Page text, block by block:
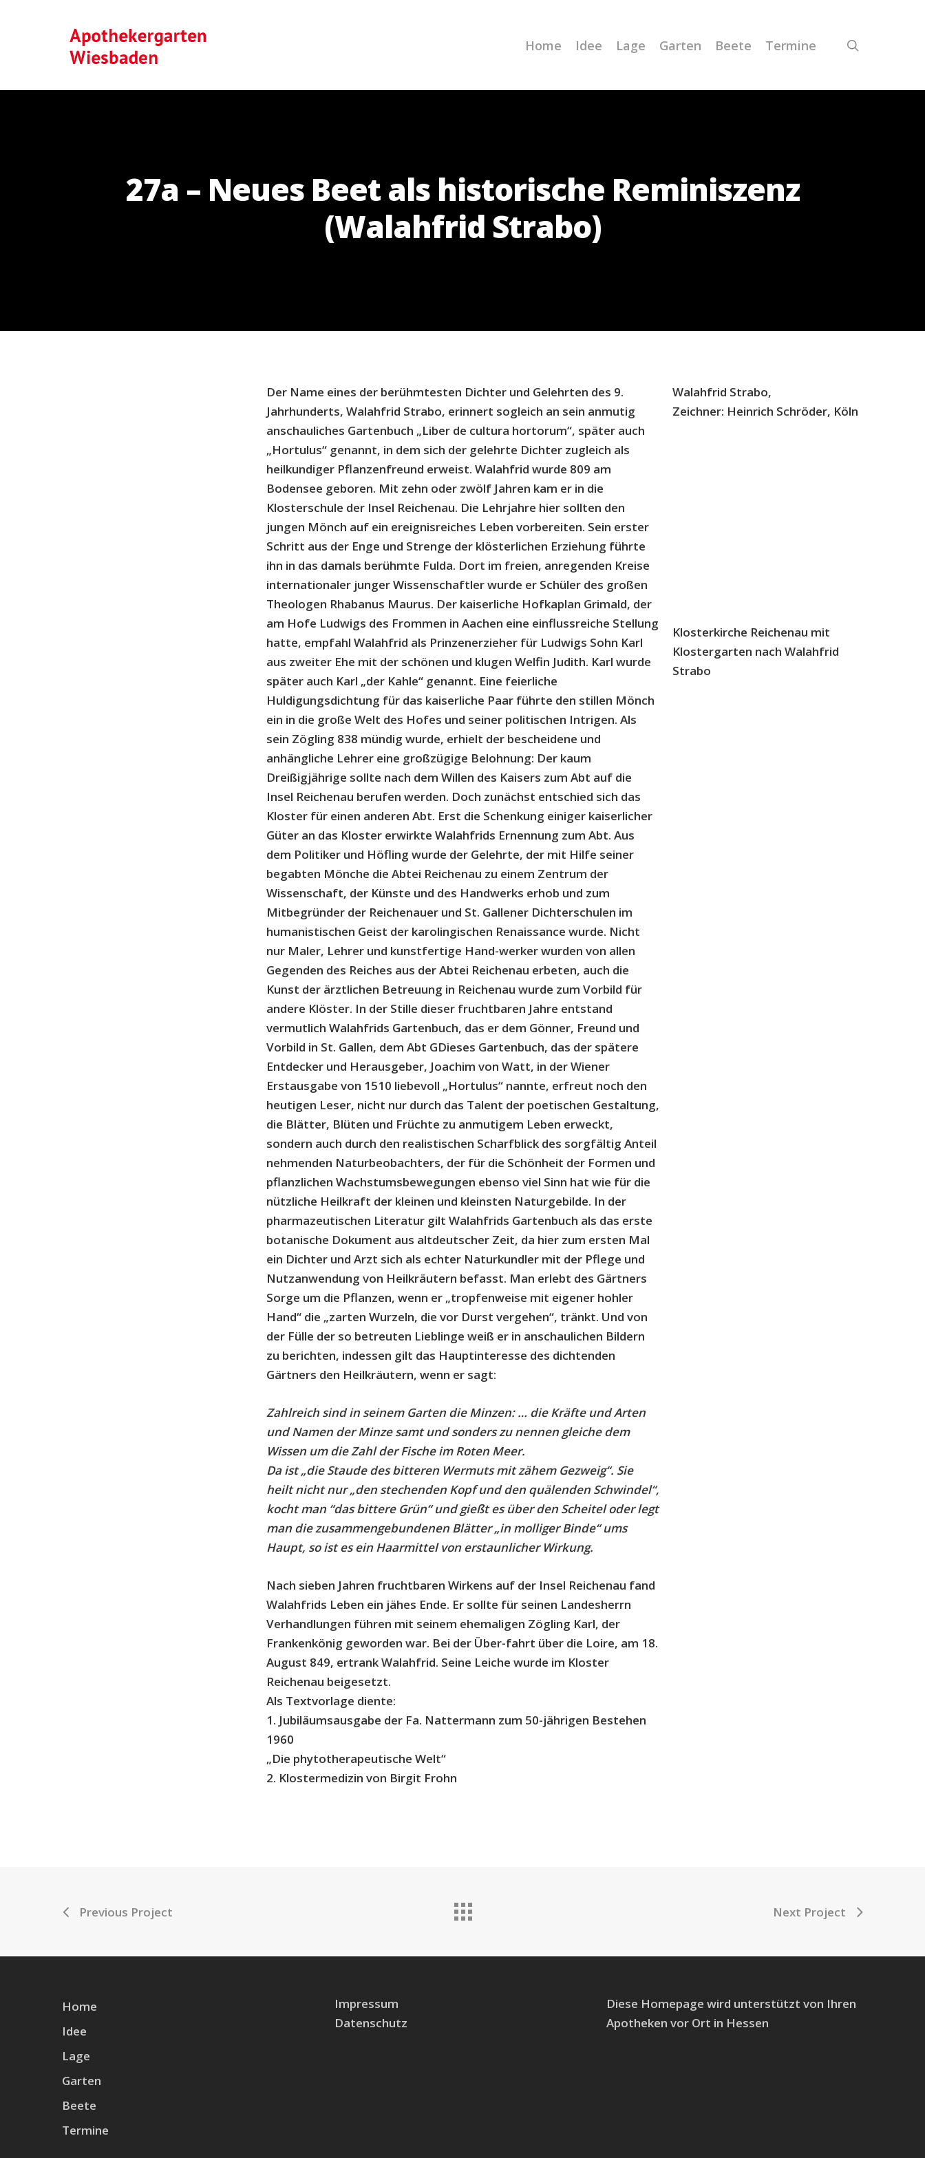
Home Idee Lage Garten Beete Termine
27a – Neues Beet als historische Reminiszenz
(Walahfrid Strabo)
Der Name eines der berühmtesten Dichter und Gelehrten des 9.
Jahrhunderts, Walahfrid Strabo, erinnert sogleich an sein anmutig
anschauliches Gartenbuch „Liber de cultura hortorum“, später auch
„Hortulus“ genannt, in dem sich der gelehrte Dichter zugleich als
heilkundiger Pflanzenfreund erweist. Walahfrid wurde 809 am
Bodensee geboren. Mit zehn oder zwölf Jahren kam er in die
Klosterschule der Insel Reichenau. Die Lehrjahre hier sollten den
jungen Mönch auf ein ereignisreiches Leben vorbereiten. Sein erster
Schritt aus der Enge und Strenge der klösterlichen Erziehung führte
ihn in das damals berühmte Fulda. Dort im freien, anregenden Kreise
internationaler junger Wissenschaftler wurde er Schüler des großen
Theologen Rhabanus Maurus. Der kaiserliche Hofkaplan Grimald, der
am Hofe Ludwigs des Frommen in Aachen eine einflussreiche Stellung
hatte, empfahl Walahfrid als Prinzenerzieher für Ludwigs Sohn Karl
aus zweiter Ehe mit der schönen und klugen Welfin Judith. Karl wurde
später auch Karl „der Kahle“ genannt. Eine feierliche
Huldigungsdichtung für das kaiserliche Paar führte den stillen Mönch
ein in die große Welt des Hofes und seiner politischen Intrigen. Als
sein Zögling 838 mündig wurde, erhielt der bescheidene und
anhängliche Lehrer eine großzügige Belohnung: Der kaum
Dreißigjährige sollte nach dem Willen des Kaisers zum Abt auf die
Insel Reichenau berufen werden. Doch zunächst entschied sich das
Kloster für einen anderen Abt. Erst die Schenkung einiger kaiserlicher
Güter an das Kloster erwirkte Walahfrids Ernennung zum Abt. Aus
dem Politiker und Höfling wurde der Gelehrte, der mit Hilfe seiner
begabten Mönche die Abtei Reichenau zu einem Zentrum der
Wissenschaft, der Künste und des Handwerks erhob und zum
Mitbegründer der Reichenauer und St. Gallener Dichterschulen im
humanistischen Geist der karolingischen Renaissance wurde. Nicht
nur Maler, Lehrer und kunstfertige Hand-werker wurden von allen
Gegenden des Reiches aus der Abtei Reichenau erbeten, auch die
Kunst der ärztlichen Betreuung in Reichenau wurde zum Vorbild für
andere Klöster. In der Stille dieser fruchtbaren Jahre entstand
vermutlich Walahfrids Gartenbuch, das er dem Gönner, Freund und
Vorbild in St. Gallen, dem Abt GDieses Gartenbuch, das der spätere
Entdecker und Herausgeber, Joachim von Watt, in der Wiener
Erstausgabe von 1510 liebevoll „Hortulus“ nannte, erfreut noch den
heutigen Leser, nicht nur durch das Talent der poetischen Gestaltung,
die Blätter, Blüten und Früchte zu anmutigem Leben erweckt,
sondern auch durch den realistischen Scharfblick des sorgfältig Anteil
nehmenden Naturbeobachters, der für die Schönheit der Formen und
pflanzlichen Wachstumsbewegungen ebenso viel Sinn hat wie für die
nützliche Heilkraft der kleinen und kleinsten Naturgebilde. In der
pharmazeutischen Literatur gilt Walahfrids Gartenbuch als das erste
botanische Dokument aus altdeutscher Zeit, da hier zum ersten Mal
ein Dichter und Arzt sich als echter Naturkundler mit der Pflege und
Nutzanwendung von Heilkräutern befasst. Man erlebt des Gärtners
Sorge um die Pflanzen, wenn er „tropfenweise mit eigener hohler
Hand“ die „zarten Wurzeln, die vor Durst vergehen“, tränkt. Und von
der Fülle der so betreuten Lieblinge weiß er in anschaulichen Bildern
zu berichten, indessen gilt das Hauptinteresse des dichtenden
Gärtners den Heilkräutern, wenn er sagt:
Zahlreich sind in seinem Garten die Minzen: … die Kräfte und Arten
und Namen der Minze samt und sonders zu nennen gleiche dem
Wissen um die Zahl der Fische im Roten Meer.
Da ist „die Staude des bitteren Wermuts mit zähem Gezweig“. Sie
heilt nicht nur „den stechenden Kopf und den quälenden Schwindel“,
kocht man “das bittere Grün“ und gießt es über den Scheitel oder legt
man die zusammengebundenen Blätter „in molliger Binde“ ums
Haupt, so ist es ein Haarmittel von erstaunlicher Wirkung.
Nach sieben Jahren fruchtbaren Wirkens auf der Insel Reichenau fand
Walahfrids Leben ein jähes Ende. Er sollte für seinen Landesherrn
Verhandlungen führen mit seinem ehemaligen Zögling Karl, der
Frankenkönig geworden war. Bei der Über-fahrt über die Loire, am 18.
August 849, ertrank Walahfrid. Seine Leiche wurde im Kloster
Reichenau beigesetzt.
Als Textvorlage diente:
1. Jubiläumsausgabe der Fa. Nattermann zum 50-jährigen Bestehen
1960
„Die phytotherapeutische Welt“
2. Klostermedizin von Birgit Frohn
Walahfrid Strabo,
Zeichner: Heinrich Schröder, Köln
Klosterkirche Reichenau mit
Klostergarten nach Walahfrid
Strabo
Previous Project Next Project
Home
Idee
Lage
Garten
Beete
Termine
Impressum
Datenschutz
Diese Homepage wird unterstützt von Ihren
Apotheken vor Ort in Hessen